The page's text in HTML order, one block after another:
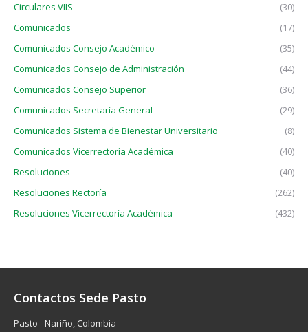
Circulares VIIS
(30)
Comunicados
(17)
Comunicados Consejo Académico
(35)
Comunicados Consejo de Administración
(44)
Comunicados Consejo Superior
(36)
Comunicados Secretaría General
(29)
Comunicados Sistema de Bienestar Universitario
(8)
Comunicados Vicerrectoría Académica
(40)
Resoluciones
(40)
Resoluciones Rectoría
(262)
Resoluciones Vicerrectoría Académica
(432)
Contactos Sede Pasto
Pasto - Nariño, Colombia